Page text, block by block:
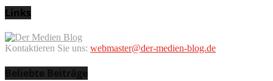
Links
Kontaktieren Sie uns: webmaster@der-medien-blog.de
Beliebte Beiträge